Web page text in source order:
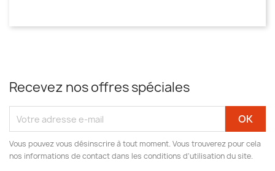
Recevez nos offres spéciales
Vous pouvez vous désinscrire à tout moment. Vous trouverez pour cela
nos informations de contact dans les conditions d'utilisation du site.